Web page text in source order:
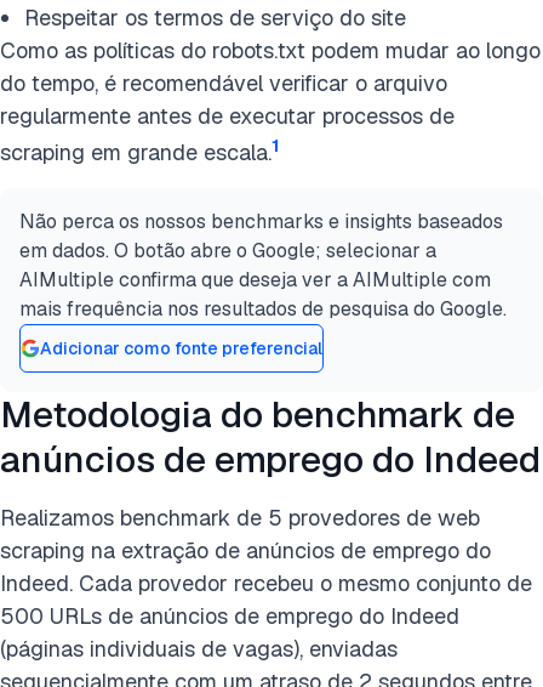
Respeitar os termos de serviço do site
Como as políticas do robots.txt podem mudar ao longo
do tempo, é recomendável verificar o arquivo
regularmente antes de executar processos de
scraping em grande escala.1
Não perca os nossos benchmarks e insights baseados
em dados. O botão abre o Google; selecionar a
AIMultiple confirma que deseja ver a AIMultiple com
mais frequência nos resultados de pesquisa do Google.
Adicionar como fonte preferencial
Metodologia do benchmark de
anúncios de emprego do Indeed
Realizamos benchmark de 5 provedores de web
scraping na extração de anúncios de emprego do
Indeed. Cada provedor recebeu o mesmo conjunto de
500 URLs de anúncios de emprego do Indeed
(páginas individuais de vagas), enviadas